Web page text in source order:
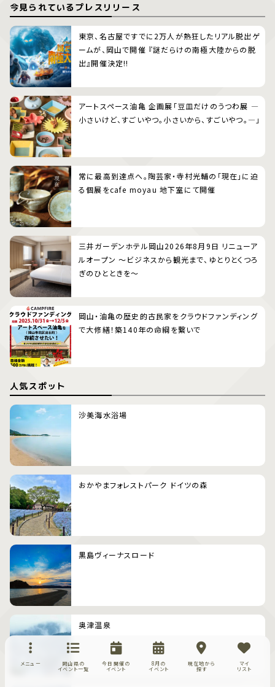
今見られているプレスリリース
東京、名古屋ですでに2万人が熱狂したリアル脱出ゲ
ームが、岡山で開催 『謎だらけの南極大陸からの脱
出』開催決定!!
アートスペース油亀 企画展「豆皿だけのうつわ展 ―
小さいけど、すごいやつ。小さいから、すごいやつ。―」
常に最高到達点へ。陶芸家・寺村光輔の「現在」に迫
る個展をcafe moyau 地下室にて開催
三井ガーデンホテル岡山2026年8月9日 リニューア
ルオープン 〜ビジネスから観光まで、ゆとりとくつろ
ぎのひとときを〜
岡山・油亀の歴史的古民家をクラウドファンディング
で大修繕！築140年の命綱を繋いで
人気スポット
沙美海水浴場
おかやまフォレストパーク ドイツの森
黒島ヴィーナスロード
奥津温泉
メニュー
岡山県の
イベント一覧
今日開催の
イベント
8月の
イベント
現在地から
探す
マイ
リスト